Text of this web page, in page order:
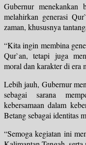
Gubernur
melahirkan generasi
zaman, khususnya
“Kita ingin membina
Qur`an, tetapi juga
moral dan karakter di era
Lebih jauh, Gubernur
sebagai sarana
kebersamaan dalam
Betang sebagai identitas
“Semoga kegiatan ini